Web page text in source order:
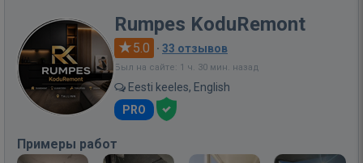
Rumpes KoduRemont
5.0 · 33 отзывов
Был на сайте: 1 ч. 30 мин. назад
Eesti keeles, English
PRO
Примеры работ